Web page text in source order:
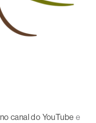
no canal do YouTube e